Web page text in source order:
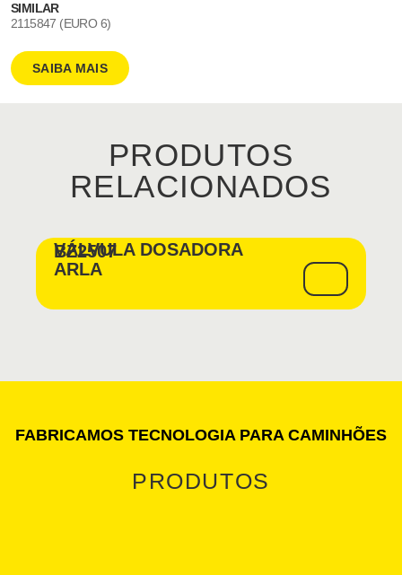
SIMILAR
2115847 (EURO 6)
SAIBA MAIS
PRODUTOS
RELACIONADOS
BZ2507
VÁLVULA DOSADORA
ARLA
FABRICAMOS TECNOLOGIA PARA CAMINHÕES
PRODUTOS